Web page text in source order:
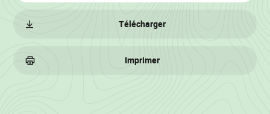
Télécharger
Imprimer